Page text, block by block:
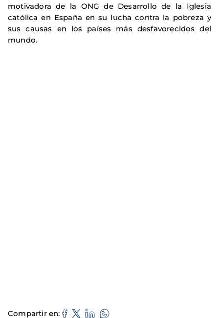
motivadora de la ONG de Desarrollo de la Iglesia
católica en España en su lucha contra la pobreza y
sus causas en los países más desfavorecidos del
mundo.
Compartir en